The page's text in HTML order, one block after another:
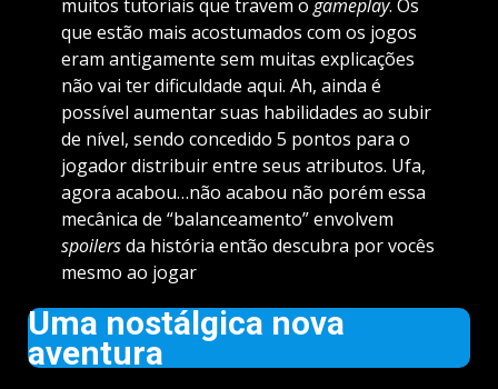
muitos tutoriais que travem o gameplay. Os
que estão mais acostumados com os jogos
eram antigamente sem muitas explicações
não vai ter dificuldade aqui. Ah, ainda é
possível aumentar suas habilidades ao subir
de nível, sendo concedido 5 pontos para o
jogador distribuir entre seus atributos. Ufa,
agora acabou…não acabou não porém essa
mecânica de “balanceamento” envolvem
spoilersda história então descubra por vocês
mesmo ao jogar
Uma nostálgica nova
aventura